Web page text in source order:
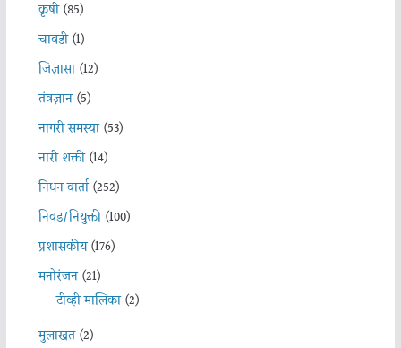
कृषी(85)
चावडी(1)
जिज्ञासा(12)
तंत्रज्ञान(5)
नागरी समस्या(53)
नारी शक्ती(14)
निधन वार्ता(252)
निवड/नियुक्ती(100)
प्रशासकीय(176)
मनोरंजन(21)
टीव्ही मालिका(2)
मुलाखत(2)